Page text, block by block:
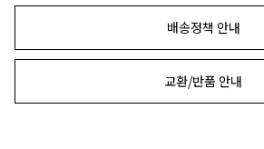
배송정책 안내
교환/반품 안내